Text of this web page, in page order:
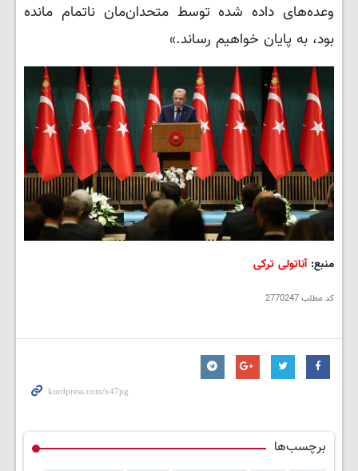
وعده‌های داده شده توسط متحدان‌مان ناتمام مانده
بود، به پایان خواهیم رساند.»
منبع:آناتولی ترکی
کد مطلب2770247
برچسب‌ها